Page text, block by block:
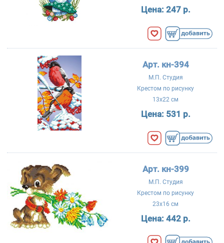
Цена: 247 р.
Арт. кн-394
М.П. Студия
Крестом по рисунку
13x22 см
Цена: 531 р.
Арт. кн-399
М.П. Студия
Крестом по рисунку
23x16 см
Цена: 442 р.